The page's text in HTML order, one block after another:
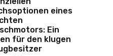
eines
Ein
für den klugen